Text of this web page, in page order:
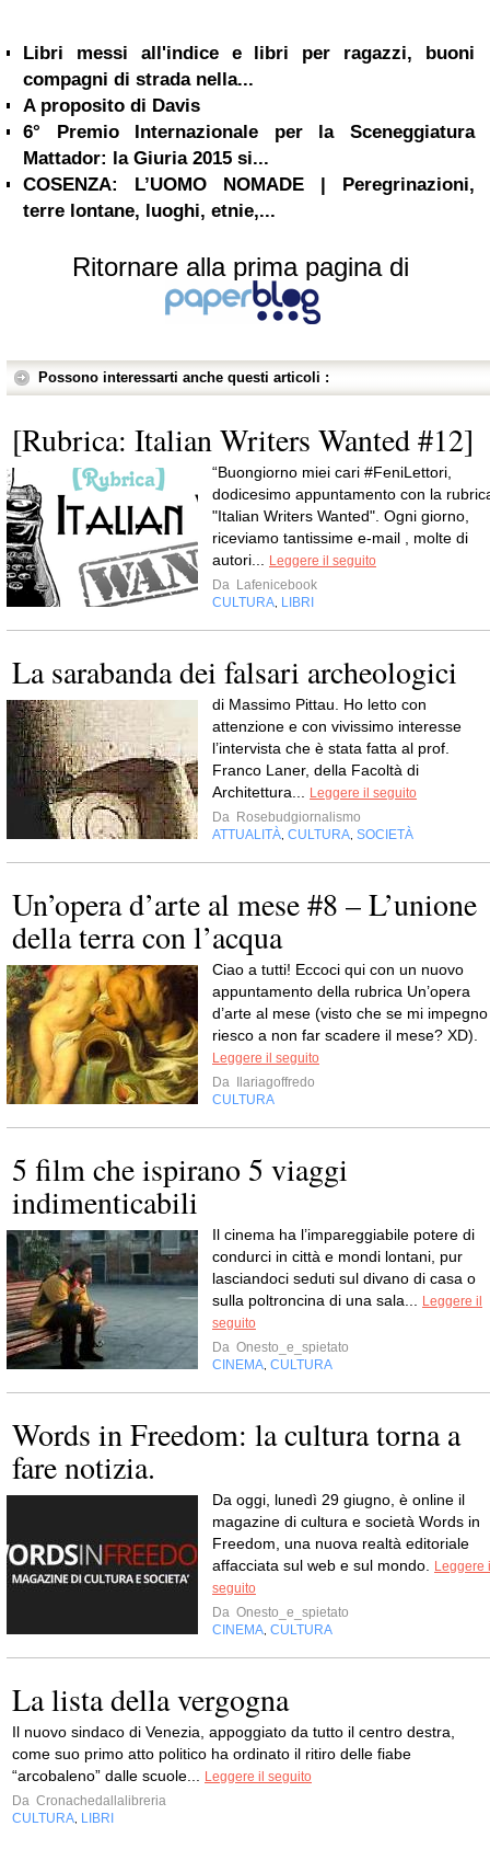
Libri messi all'indice e libri per ragazzi, buoni
compagni di strada nella...
A proposito di Davis
6° Premio Internazionale per la Sceneggiatura
Mattador: la Giuria 2015 si...
COSENZA: L’UOMO NOMADE | Peregrinazioni,
terre lontane, luoghi, etnie,...
Ritornare alla prima pagina di
Possono interessarti anche questi articoli :
[Rubrica: Italian Writers Wanted #12]
“Buongiorno miei cari #FeniLettori,
dodicesimo appuntamento con la
"Italian Writers Wanted". Ogni giorno,
riceviamo tantissime e-mail , molte di
autori...
Leggere il seguito
Da Lafenicebook
CULTURA LIBRI
La sarabanda dei falsari archeologici
di Massimo Pittau. Ho letto con
attenzione e con vivissimo interesse
l’intervista che è stata fatta al prof.
Franco Laner, della Facoltà di
Architettura...
Leggere il seguito
Da Rosebudgiornalismo
ATTUALITÀ CULTURA SOCIETÀ
Un’opera d’arte al mese #8 – L’unione
della terra con l’acqua
Ciao a tutti! Eccoci qui con un nuovo
appuntamento della rubrica Un’opera
d’arte al mese (visto che se mi impegno
riesco a non far scadere il mese? XD).
Leggere il seguito
Da
Ilariagoffredo
CULTURA
5 film che ispirano 5 viaggi
indimenticabili
Il cinema ha l’impareggiabile potere di
condurci in città e mondi lontani, pur
lasciandoci seduti sul divano di casa o
sulla poltroncina di una sala...
Leggere il
seguito
Da Onesto_e_spietato
CINEMA CULTURA
Words in Freedom: la cultura torna a
fare notizia.
Da oggi, lunedì 29 giugno, è online il
magazine di cultura e società Words in
Freedom, una nuova realtà editoriale
affacciata sul web e sul mondo.
Leggere
seguito
Da Onesto_e_spietato
CINEMA CULTURA
La lista della vergogna
Il nuovo sindaco di Venezia, appoggiato da tutto il centro destra,
come suo primo atto politico ha ordinato il ritiro delle fiabe
“arcobaleno” dalle scuole...
Leggere il seguito
Da Cronachedallalibreria
CULTURA LIBRI